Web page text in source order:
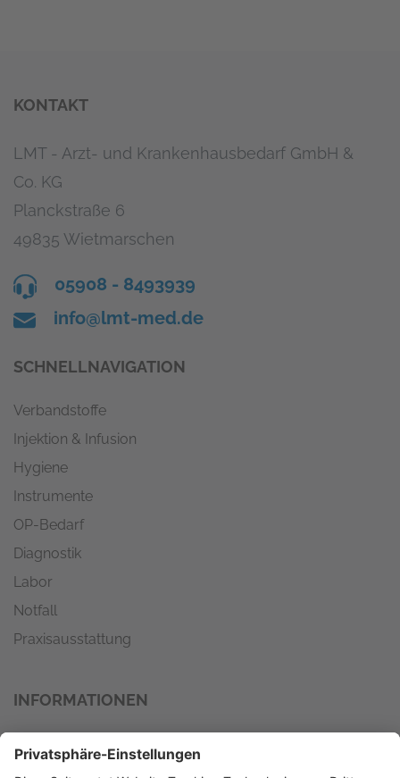
KONTAKT
LMT - Arzt- und Krankenhausbedarf GmbH &
Co. KG
Planckstraße 6
49835 Wietmarschen
05908 - 8493939
info@lmt-med.de
SCHNELLNAVIGATION
Verbandstoffe
Injektion & Infusion
Hygiene
Instrumente
OP-Bedarf
Diagnostik
Labor
Notfall
Praxisausstattung
INFORMATIONEN